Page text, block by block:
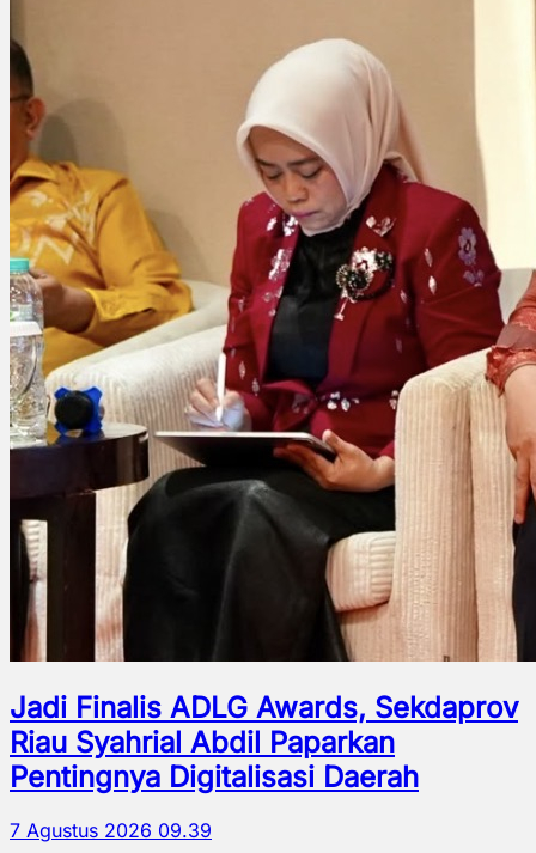
Jadi Finalis ADLG Awards, Sekdaprov
Riau Syahrial Abdil Paparkan
Pentingnya Digitalisasi Daerah
7 Agustus 2026 09.39